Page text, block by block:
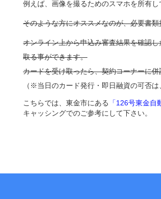
例えば、画像を撮るためのスマホを所有
そのような方にオススメなのが、必要書
オンライン上から申込み審査結果を確認
取る事ができます。
カードを受け取ったら、契約コーナーに
（※当日のカード発行・即日融資の可否
こちらでは、東金市にある 「126号東金自
キャッシングでのご参考にして下さい。